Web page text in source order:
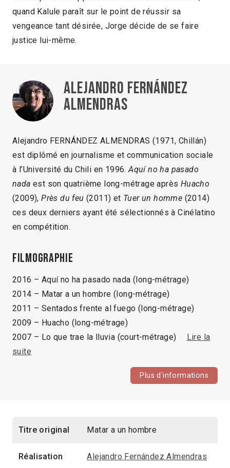
quand Kalule paraît sur le point de réussir sa
vengeance tant désirée, Jorge décide de se faire
justice lui-même.
Alejandro Fernández
Almendras
Alejandro FERNÁNDEZ ALMENDRAS (1971, Chillán)
est diplômé en journalisme et communication sociale
à l’Université du Chili en 1996.Aquí no ha pasado
nada est son quatrième long-métrage après Huacho
(2009),Près du feu (2011) et Tuer un homme (2014)
ces deux derniers ayant été sélectionnés à Cinélatino
en compétition.
Filmographie
2016 – Aquí no ha pasado nada (long-métrage)
2014 – Matar a un hombre (long-métrage)
2011 – Sentados frente al fuego (long-métrage)
2009 – Huacho (long-métrage)
2007 – Lo que trae la lluvia (court-métrage)
Lire la
suite
Plus d'informations
Titre original Matar a un hombre
Réalisation Alejandro Fernández Almendras